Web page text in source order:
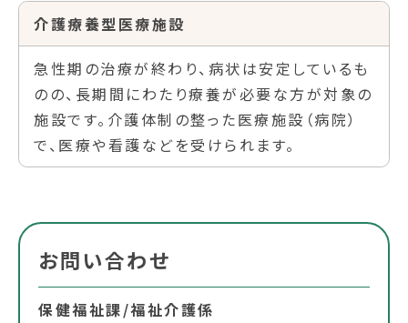
介護療養型医療施設
急性期の治療が終わり、病状は安定しているも
のの、長期間にわたり療養が必要な方が対象の
施設です。介護体制の整った医療施設（病院）
で、医療や看護などを受けられます。
お問い合わせ
保健福祉課/福祉介護係